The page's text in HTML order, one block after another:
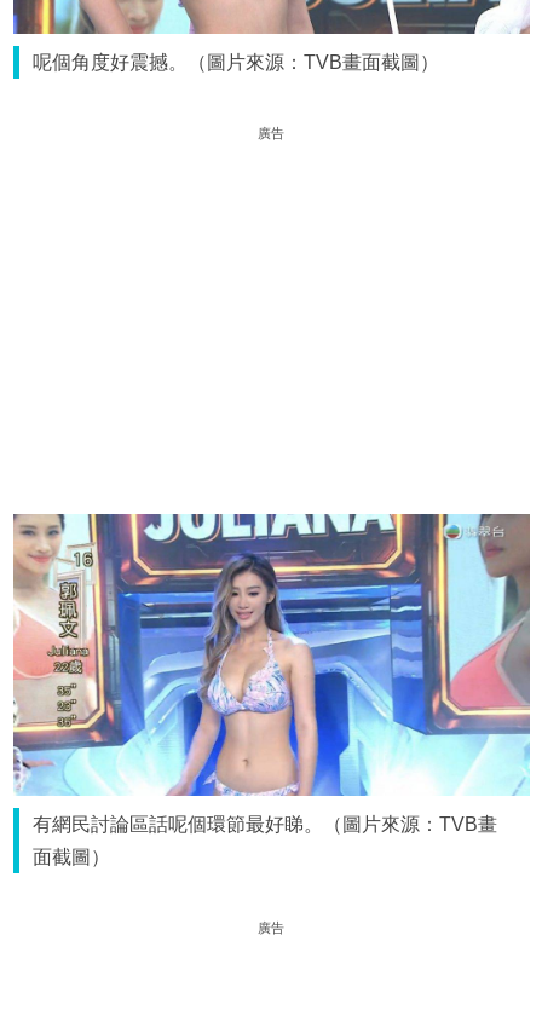
呢個角度好震撼。（圖片來源：TVB畫面截圖）
廣告
有網民討論區話呢個環節最好睇。（圖片來源：TVB畫
面截圖）
廣告